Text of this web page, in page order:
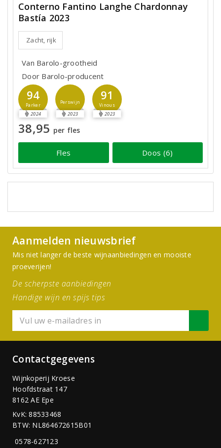
Conterno Fantino Langhe Chardonnay
Bastía 2023
Zacht, rijk
Van Barolo-grootheid
Door Barolo-producent
94
Parker
2024
Perswijn
2023
91
Vinous
2023
38,95 per fles
Fles Doos (6)
Aanmelden nieuwsbrief
Mis niet langer de beste wijnaanbiedingen en mooiste
proeverijen!
De scherpste aanbiedingen
Handige wijn en spijs tips
Contactgegevens
Wijnkoperij Kroese
Hoofdstraat 147
8162 AE Epe
KvK: 88533468
BTW: NL864672615B01
0578-627123